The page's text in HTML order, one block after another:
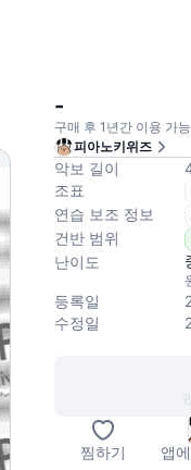
-
구매 후 1년간 이용 가
피아노키위즈
악보 길이
조표
연습 보조 정보
건반 범위
난이도
등록일
수정일
찜하기 앱